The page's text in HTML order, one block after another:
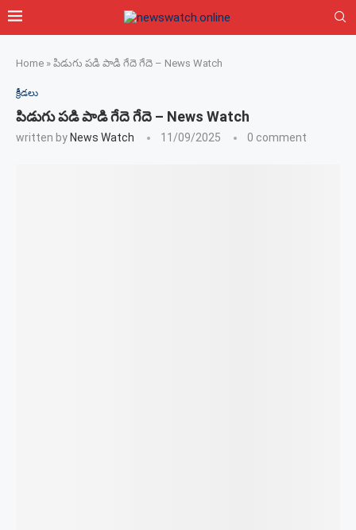
Home » పిడుగు పడి పాడి గేదె గేదె – News Watch
క్రీడలు
పిడుగు పడి పాడి గేదె గేదె – News Watch
written by News Watch 11/09/2025 0 comment